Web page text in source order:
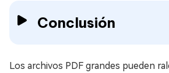
Conclusión
Los archivos PDF grandes pueden